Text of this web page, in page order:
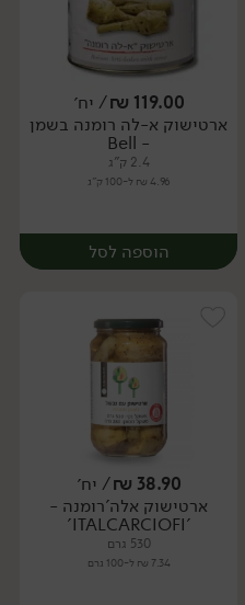
יח׳
119.00
₪/ יח׳
ארטישוק א-לה רומנה בשמן
- Bell
2.4 ק"ג
4.96 ₪ ל-100 ק"ג
הוספה לסל
יח׳
38.90
₪/ יח׳
ארטישוק אלה'רומנה -
'ITALCARCIOFI'
530 גרם
7.34 ₪ ל-100 גרם